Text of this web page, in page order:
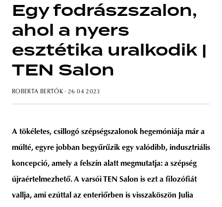
budapest poland branding
Egy fodrászszalon,
ahol a nyers
esztétika uralkodik |
TEN Salon
ROBERTA BERTÓK · 26 04 2023
A tökéletes, csillogó szépségszalonok hegemóniája már a
múlté, egyre jobban begyűrűzik egy valódibb, indusztriális
koncepció, amely a felszín alatt megmutatja: a szépség
újraértelmezhető. A varsói TEN Salon is ezt a filozófiát
vallja, ami ezúttal az enteriőrben is visszaköszön Julia